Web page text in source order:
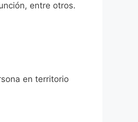
entre otros.
en territorio